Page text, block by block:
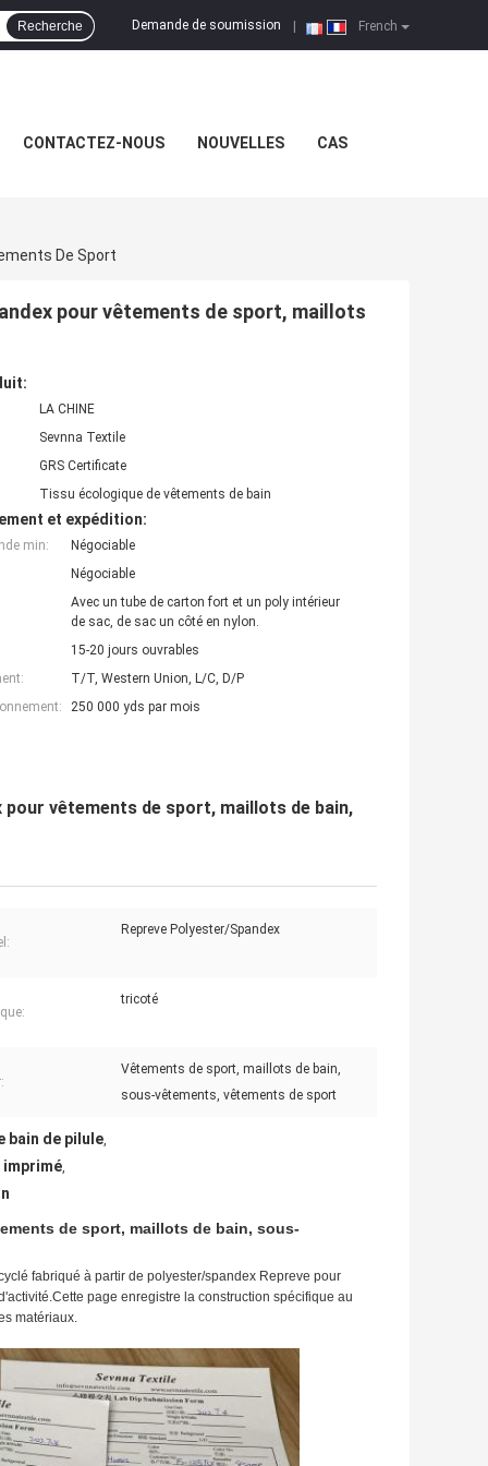
French
Demande de soumission
Recherche
CONTACTEZ-NOUS NOUVELLES CAS
De Sport
pour vêtements de sport, maillots
LA CHINE
Sevnna Textile
GRS Certificate
Tissu écologique de vêtements de bain
et expédition:
min:
Négociable
Négociable
Avec un tube de carton fort et un poly intérieur
de sac, de sac un côté en nylon.
15-20 jours ouvrables
T/T, Western Union, L/C, D/P
250 000 yds par mois
vêtements de sport, maillots de bain,
Repreve Polyester/Spandex
tricoté
Vêtements de sport, maillots de bain,
sous-vêtements, vêtements de sport
bain de pilule
de sport, maillots de bain, sous-
fabriqué à partir de polyester/spandex Repreve pour
page enregistre la construction spécifique au
matériaux.